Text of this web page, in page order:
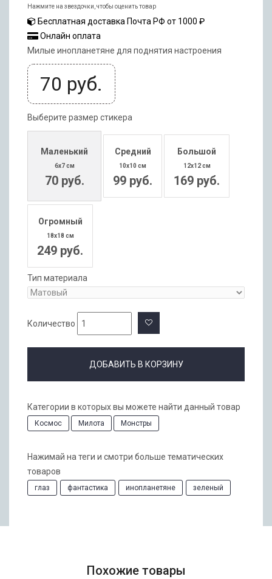
Нажмите на звездочки, чтобы оценить товар
Бесплатная доставка Почта РФ от 1000 ₽
Онлайн оплата
Милые инопланетяне для поднятия настроения
70 руб.
Выберите размер стикера
Маленький
6x7 см
70 руб.
Средний
10x10 см
99 руб.
Большой
12x12 см
169 руб.
Огромный
18x18 см
249 руб.
Тип материала
Количество
ДОБАВИТЬ В КОРЗИНУ
Категории в которых вы можете найти данный товар
Космос Милота Монстры
Нажимай на теги и смотри больше тематических
товаров
глаз фантастика инопланетяне зеленый
Похожие товары